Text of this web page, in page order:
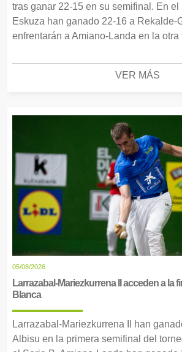
tras ganar 22-15 en su semifinal. En el
Eskuza han ganado 22-16 a Rekalde-
enfrentarán a Amiano-Landa en la otra
VER MÁS
05/08/2026
Larrazabal-Mariezkurrena II acceden a la
Blanca
Larrazabal-Mariezkurrena II han
Albisu en la primera semifinal del